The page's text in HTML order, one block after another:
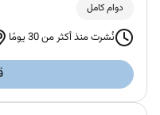
دوام كامل
نُشرت منذ أكثر من 30 يومًا